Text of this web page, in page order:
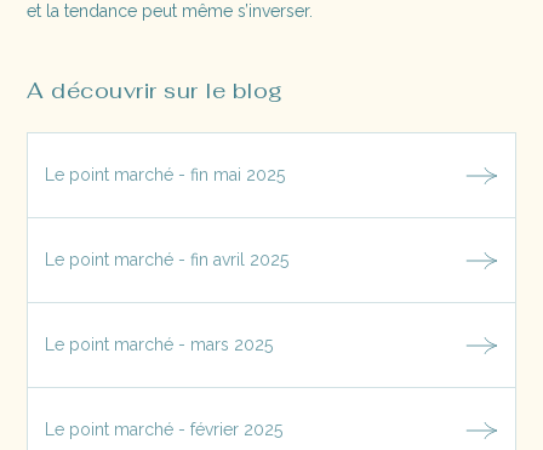
et la tendance peut même s’inverser.
A découvrir sur le blog
Le point marché - fin mai 2025
Le point marché - fin avril 2025
Le point marché - mars 2025
Le point marché - février 2025